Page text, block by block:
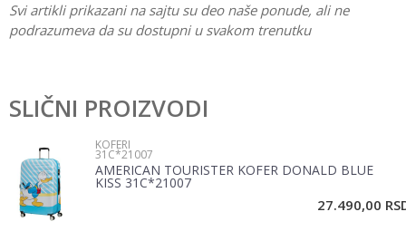
Svi artikli prikazani na sajtu su deo naše ponude, ali ne
podrazumeva da su dostupni u svakom trenutku
Brend
Ime/Nadimak
Email
SLIČNI PROIZVODI
KOFERI
31C*21007
AMERICAN TOURISTER KOFER DONALD BLUE
KISS 31C*21007
27.490,00